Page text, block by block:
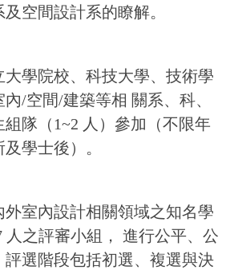
空間設計系的瞭解。
學院校、科技大學、技術學
/空間/建築等相 關系、科、
隊（1~2 人）參加（不限年
學士後）。
室內設計相關領域之知名學
人之評審小組， 進行公平、公
評選階段包括初選、複選與決